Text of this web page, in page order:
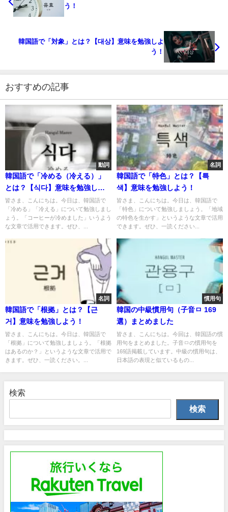
う！
韓国語で「対象」とは？【대상】意味を勉強しよ
う！
おすすめの記事
動詞
韓国語で「冷める（冷える）」
とは？【식다】意味を勉強しよ
う！
皆さま、こんにちは。今日は、韓国語で
「冷める」「冷える」について勉強しまし
ょう。「コーヒーが冷めました」いうよう
な文章で活用できます。ぜひ、...
名詞
韓国語で「特色」とは？【특
색】意味を勉強しよう！
皆さま、こんにちは。今日は、韓国語で
「特色」について勉強しましょう。「地域
の特色を生かす」というような文章で活用
できます。ぜひ、一読ください...
名詞
韓国語で「根拠」とは？【근
거】意味を勉強しよう！
皆さま、こんにちは。今日は、韓国語で
「根拠」について勉強しましょう。「根拠
はあるのか？」というような文章で活用で
きます。ぜひ、一読ください。...
慣用句
韓国の中級慣用句（子音ㅁ 169
選）まとめました
皆さま、こんにちは。今回は、韓国語の慣
用句をまとめました。子音ㅁの慣用句を
169語掲載しています。中級の慣用句は、
日本語の表現と似ているもの...
検索
検索